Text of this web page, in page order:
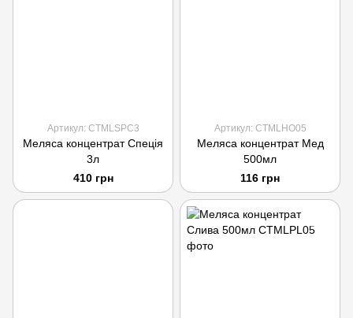
Артикул: CTMLSPC3
Меляса концентрат Спеція
3л
410 грн
Артикул: CTMLHO05
Меляса концентрат Мед
500мл
116 грн